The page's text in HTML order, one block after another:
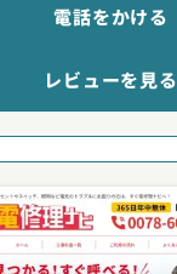
電話をかける
レビューを見る